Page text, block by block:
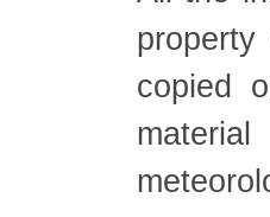
copied